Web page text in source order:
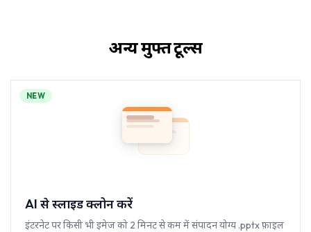
अन्य मुफ्त टूल्स
AI से स्लाइड क्लोन करें
इंटरनेट पर किसी भी इमेज को 2 मिनट से कम में संपादन योग्य .pptx फ़ाइल
NEW